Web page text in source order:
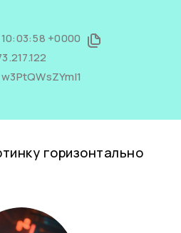
+0000
w3PtQWsZYmI1
горизонтально